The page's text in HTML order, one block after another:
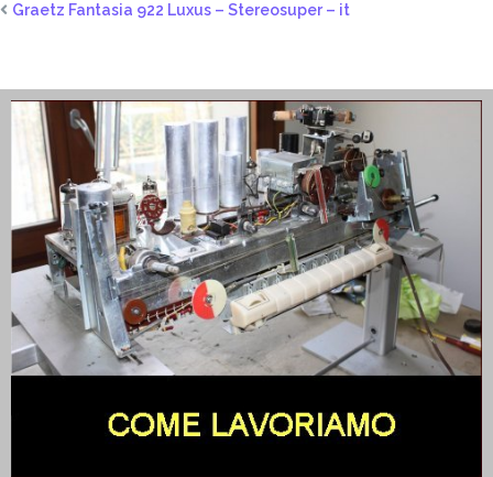
Graetz Fantasia 922 Luxus – Stereosuper – it